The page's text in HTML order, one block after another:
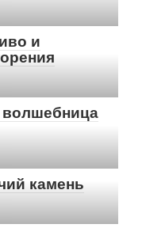
и
камень